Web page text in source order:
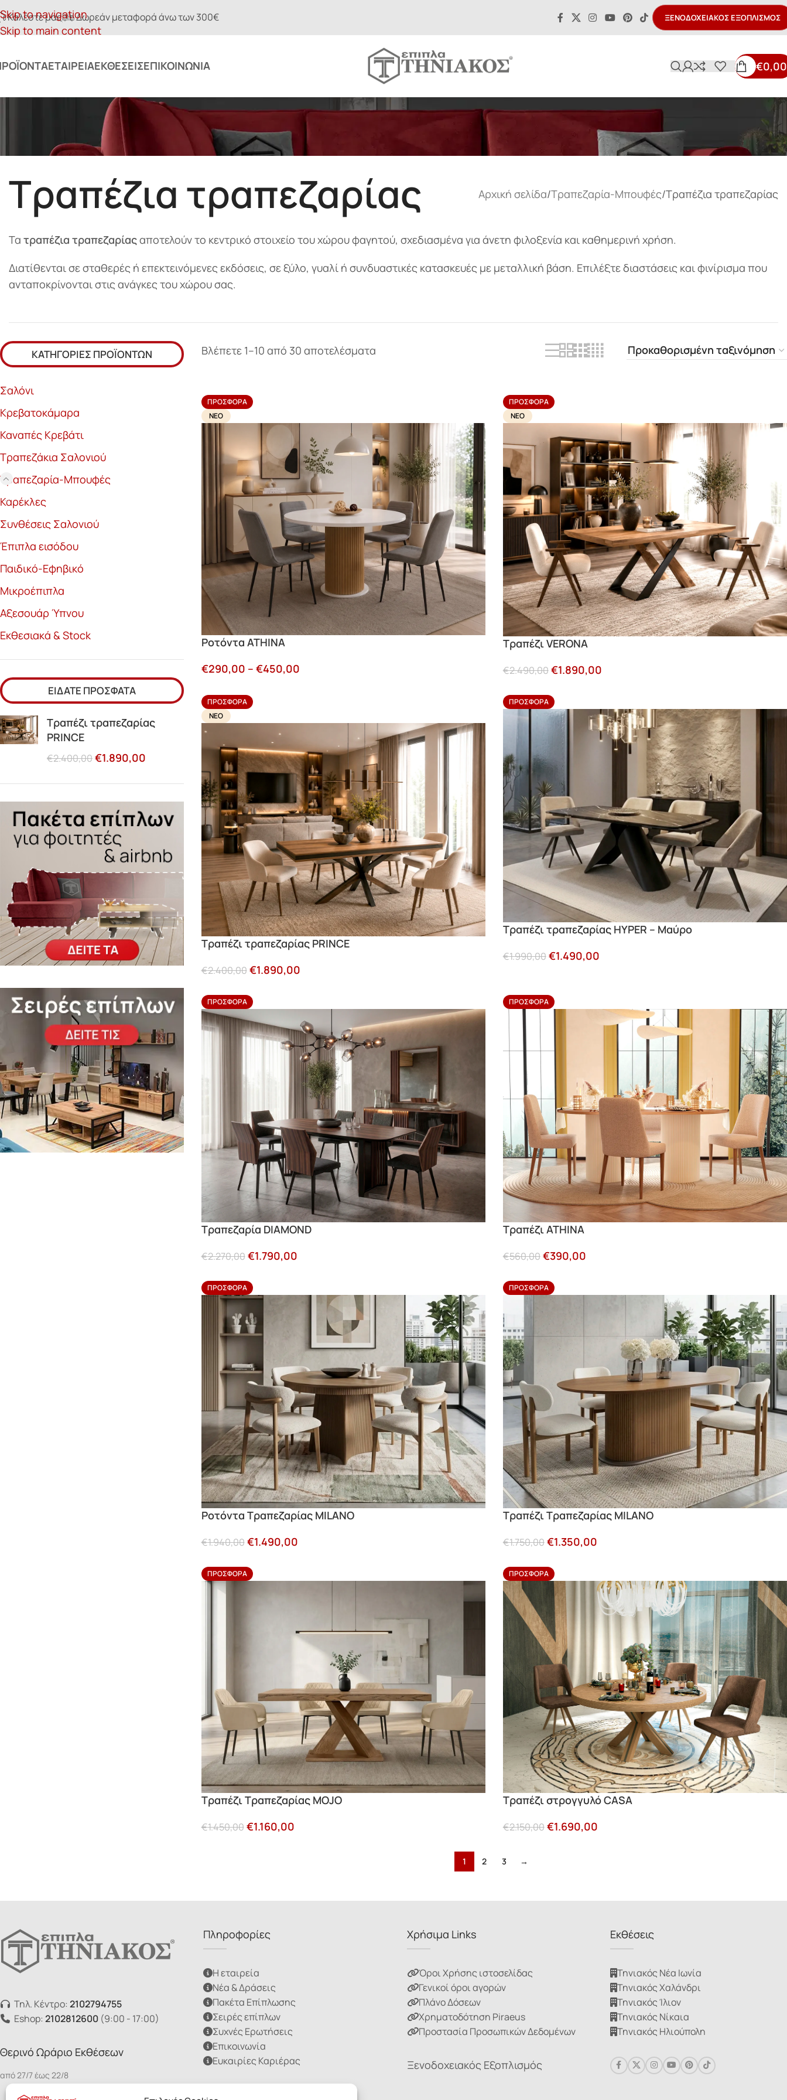
Skip to navigation
Skip to main content
Καλέστε μας Δωρεάν μεταφορά άνω των 300€ ΞΕΝΟΔΟΧΕΙΑΚΌΣ ΕΞΟΠΛΙΣΜΌΣ
ΕΤΑΙΡΕΊΑΕΚΘΈΣΕΙΣΕΠΙΚΟΙΝΩΝΊΑ €0,00
Τραπέζια τραπεζαρίας Αρχική σελίδα Τραπεζαρία-Μπουφές Τραπέζια τραπεζαρίας
Τα τραπέζια τραπεζαρίαςαποτελούν το κεντρικό στοιχείο του χώρου φαγητού, σχεδιασμένα για άνετη φιλοξενία και καθημερινή χρήση.
Διατίθενται σε σταθερές ή επεκτεινόμενες εκδόσεις, σε ξύλο, γυαλί ή συνδυαστικές κατασκευές με μεταλλική βάση. Επιλέξτε διαστάσεις και φινίρισμα που
ανταποκρίνονται στις ανάγκες του χώρου σας.
ΚΑΤΗΓΟΡΊΕΣ ΠΡΟΪΌΝΤΩΝ
Σαλόνι
Κρεβατοκάμαρα
Καναπές Κρεβάτι
Τραπεζάκια Σαλονιού
Τραπεζαρία-Μπουφές
Καρέκλες
Συνθέσεις Σαλονιού
Έπιπλα εισόδου
Παιδικό-Εφηβικό
Μικροέπιπλα
Αξεσουάρ Ύπνου
Εκθεσιακά & Stock
EΊΔΑΤΕ ΠΡΌΣΦΑΤΑ
Τραπέζι τραπεζαρίας
PRINCE
€2.400,00€1.890,00
Βλέπετε 1–10 από 30 αποτελέσματα
ΠΡΟΣΦΟΡΆ
ΝΈΟ
Ροτόντα ATHINA
€290,00 – €450,00
ΠΡΟΣΦΟΡΆ
ΝΈΟ
Τραπέζι VERONA
€2.490,00€1.890,00
ΠΡΟΣΦΟΡΆ
ΝΈΟ
Τραπέζι τραπεζαρίας PRINCE
€2.400,00 €1.890,00
ΠΡΟΣΦΟΡΆ
Τραπέζι τραπεζαρίας HYPER – Μαύρο
€1.990,00€1.490,00
ΠΡΟΣΦΟΡΆ
Τραπεζαρία DIAMOND
€2.270,00 €1.790,00
ΠΡΟΣΦΟΡΆ
Τραπέζι ATHINA
€560,00€390,00
ΠΡΟΣΦΟΡΆ
Ροτόντα Τραπεζαρίας MILANO
€1.940,00 €1.490,00
ΠΡΟΣΦΟΡΆ
Τραπέζι Τραπεζαρίας MILANO
€1.750,00€1.350,00
ΠΡΟΣΦΟΡΆ
Τραπέζι Τραπεζαρίας MOJO
€1.450,00 €1.160,00
ΠΡΟΣΦΟΡΆ
Τραπέζι στρογγυλό CASA
€2.150,00€1.690,00
1 2 3 →
Τηλ. Κέντρο: 2102794755
Eshop: 2102812600 (9:00 - 17:00)
Θερινό Ωράριο Εκθέσεων
από 27/7 έως 22/8
Πληροφορίες
Η εταιρεία
Νέα & Δράσεις
Πακέτα Επίπλωσης
Σειρές επίπλων
Συχνές Ερωτήσεις
Επικοινωνία
Ευκαιρίες Καριέρας
Χρήσιμα Links
Όροι Χρήσης ιστοσελίδας
Γενικοί όροι αγορών
Πλάνο Δόσεων
Χρηματοδότηση Piraeus
Προστασία Προσωπικών Δεδομένων
Ξενοδοχειακός Εξοπλισμός
Εκθέσεις
Τηνιακός Νέα Ιωνία
Τηνιακός Χαλάνδρι
Τηνιακός Ίλιον
Τηνιακός Νίκαια
Τηνιακός Ηλιούπολη